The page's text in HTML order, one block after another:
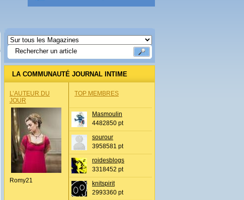
LA COMMUNAUTÉ JOURNAL INTIME
L’AUTEUR DU
JOUR
Romy21
TOP MEMBRES
Masmoulin
4482850 pt
sourour
3958581 pt
roidesblogs
3318452 pt
knitspirit
2993360 pt